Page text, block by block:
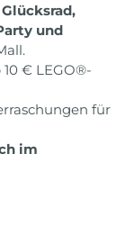
Glücksrad,
und
€ LEGO®-
für
im